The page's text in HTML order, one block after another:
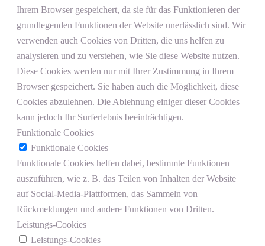
Ihrem Browser gespeichert, da sie für das Funktionieren der
grundlegenden Funktionen der Website unerlässlich sind. Wir
verwenden auch Cookies von Dritten, die uns helfen zu
analysieren und zu verstehen, wie Sie diese Website nutzen.
Diese Cookies werden nur mit Ihrer Zustimmung in Ihrem
Browser gespeichert. Sie haben auch die Möglichkeit, diese
Cookies abzulehnen. Die Ablehnung einiger dieser Cookies
kann jedoch Ihr Surferlebnis beeinträchtigen.
Funktionale Cookies
Funktionale Cookies
Funktionale Cookies helfen dabei, bestimmte Funktionen
auszuführen, wie z. B. das Teilen von Inhalten der Website
auf Social-Media-Plattformen, das Sammeln von
Rückmeldungen und andere Funktionen von Dritten.
Leistungs-Cookies
Leistungs-Cookies